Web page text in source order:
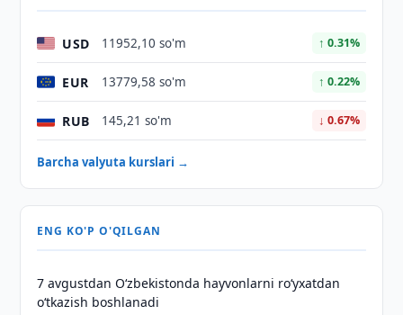
USD 11952,10 so'm ↑ 0.31%
EUR 13779,58 so'm ↑ 0.22%
RUB 145,21 so'm ↓ 0.67%
Barcha valyuta kurslari →
ENG KO'P O'QILGAN
7 avgustdan O‘zbekistonda hayvonlarni ro‘yxatdan
o‘tkazish boshlanadi